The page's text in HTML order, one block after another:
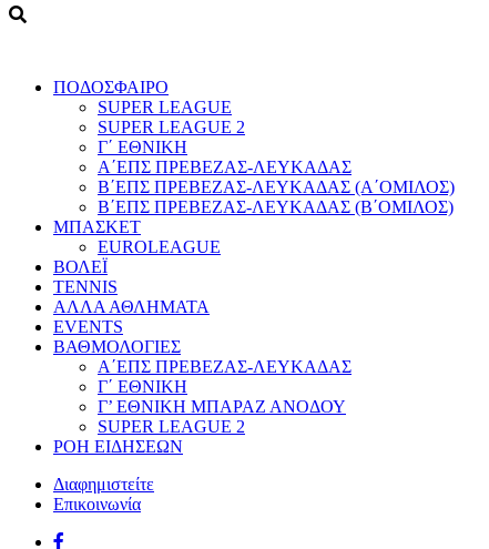
ΠΟΔΟΣΦΑΙΡΟ
SUPER LEAGUE
SUPER LEAGUE 2
Γ΄ ΕΘΝΙΚΗ
Α΄ΕΠΣ ΠΡΕΒΕΖΑΣ-ΛΕΥΚΑΔΑΣ
Β΄ΕΠΣ ΠΡΕΒΕΖΑΣ-ΛΕΥΚΑΔΑΣ (Α΄ΟΜΙΛΟΣ)
Β΄ΕΠΣ ΠΡΕΒΕΖΑΣ-ΛΕΥΚΑΔΑΣ (Β΄ΟΜΙΛΟΣ)
ΜΠΑΣΚΕΤ
EUROLEAGUE
ΒΟΛΕΪ
TENNIS
ΑΛΛΑ ΑΘΛΗΜΑΤΑ
EVENTS
ΒΑΘΜΟΛΟΓΙΕΣ
Α΄ΕΠΣ ΠΡΕΒΕΖΑΣ-ΛΕΥΚΑΔΑΣ
Γ΄ ΕΘΝΙΚΗ
Γ’ ΕΘΝΙΚΗ ΜΠΑΡΑΖ ΑΝΟΔΟΥ
SUPER LEAGUE 2
ΡΟΗ ΕΙΔΗΣΕΩΝ
Διαφημιστείτε
Επικοινωνία